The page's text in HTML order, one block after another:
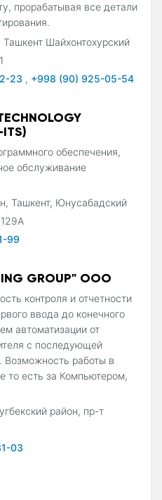
прорабатывая все детали
Ташкент Шайхонтохурский
23 , +998 (90) 925-05-54
обеспечения,
обслуживание
Ташкент, Юнусабадский
99
GROUP" ООО
контроля и отчетности
ввода до конечного
автоматизации от
с последующей
Возможность работы в
то есть за Компьютером,
район, пр-т
03